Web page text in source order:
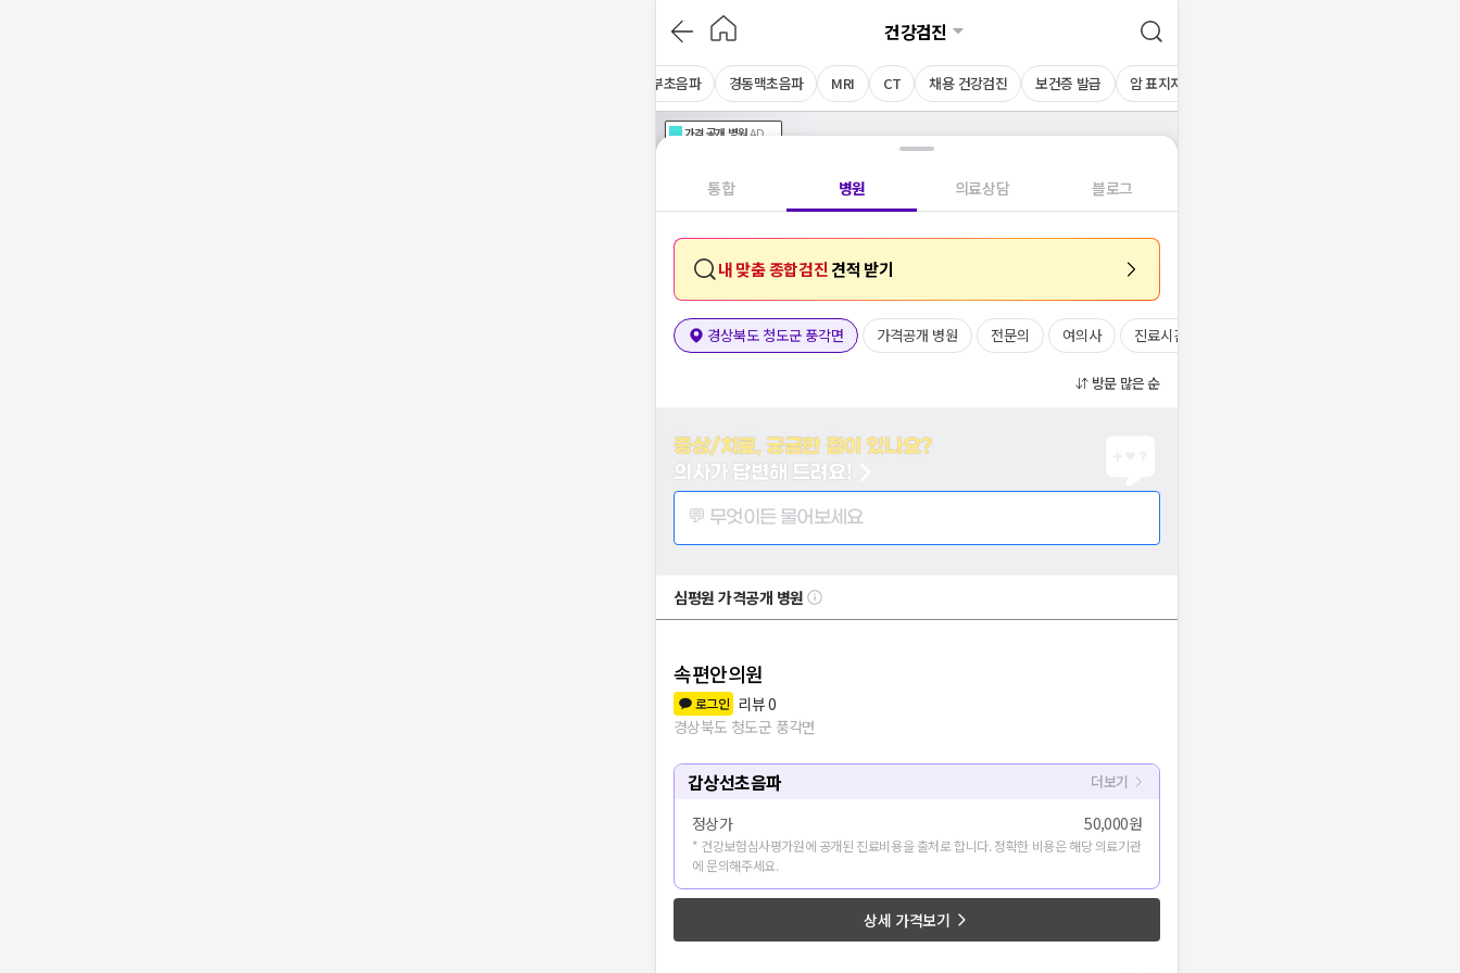
건강검진
상복부초음파 경동맥초음파 MRI CT 채용 건강검진 보건증 발급 암 표지자 검사
가격공개 병원AD
통합 병원 의료상담 블로그
내 맞춤 종합검진 견적 받기
경상북도 청도군 풍각면 가격공개 병원 전문의 여의사 진료시간
방문 많은 순
증상/치료, 궁금한 점이 있나요?
의사가 답변해 드려요!
💬 무엇이든 물어보세요
심평원 가격공개 병원
속편안의원
로그인 리뷰0
경상북도 청도군 풍각면
갑상선초음파 더보기
정상가 50,000원
* 건강보험심사평가원에 공개된 진료비용을 출처로 합니다. 정확한 비용은 해당 의료기관
에 문의해주세요.
상세 가격보기